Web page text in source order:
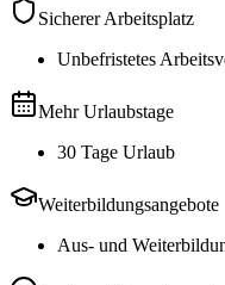
Sicherer Arbeitsplatz
Unbefristetes
Mehr Urlaubstage
30 Tage Urlaub
Weiterbildungsangebote
Aus- und